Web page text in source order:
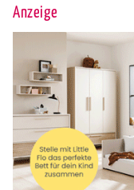
Anzeige